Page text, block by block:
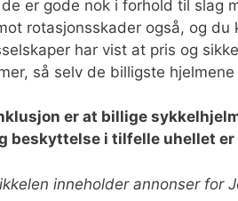
er gode nok i forhold til slag
rotasjonsskader også, og
har vist at pris og
så selv de billigste
er at billige
beskyttelse i tilfelle uhellet er
inneholder annonser for